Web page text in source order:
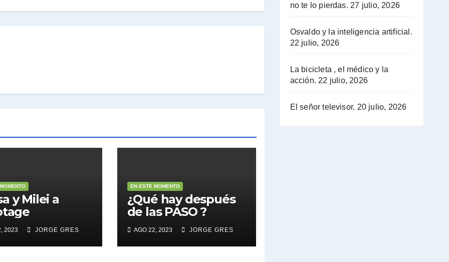
y Milei a
2023 JORGE GRES
EN ESTE MOMENTO
¿Qué hay después
de las PASO ?
AGO 22, 2023 JORGE GRES
no te lo pierdas. 27 julio, 2026
Osvaldo y la inteligencia artificial.
22 julio, 2026
La bicicleta , el médico y la
acción. 22 julio, 2026
El señor televisor. 20 julio, 2026